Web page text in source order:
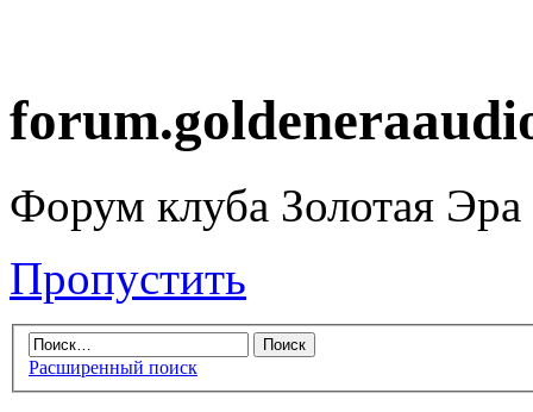
Форум клуба Золотая
Пропустить
Расширенный поиск